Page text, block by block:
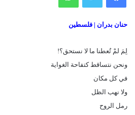
حنان بدران | فلسطين
لِمَ لمْ تٌعطنا ما لا نستحق؟!
ونحن نتساقط كتفاحة الغواية
في كل مكان
ولا نهب الظل
رمل الروح